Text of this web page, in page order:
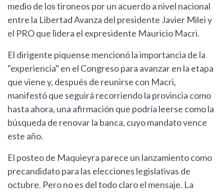
medio de los tironeos por un acuerdo a nivel nacional
entre la Libertad Avanza del presidente Javier Milei y
el PRO que lidera el expresidente Mauricio Macri.
El dirigente piquense mencionó la importancia de la
"experiencia" en el Congreso para avanzar en la etapa
que viene y, después de reunirse con Macri,
manifestó que seguirá recorriendo la provincia como
hasta ahora, una afirmación que podría leerse como la
búsqueda de renovar la banca, cuyo mandato vence
este año.
El posteo de Maquieyra parece un lanzamiento como
precandidato para las elecciones legislativas de
octubre. Pero no es del todo claro el mensaje. La